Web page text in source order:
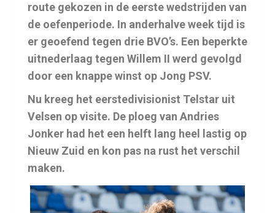
route gekozen in de eerste wedstrijden van
de oefenperiode. In anderhalve week tijd is
er geoefend tegen drie BVO’s. Een beperkte
uitnederlaag tegen Willem II werd gevolgd
door een knappe winst op Jong PSV.
Nu kreeg het eerstedivisionist Telstar uit
Velsen op visite. De ploeg van Andries
Jonker had het een helft lang heel lastig op
Nieuw Zuid en kon pas na rust het verschil
maken.